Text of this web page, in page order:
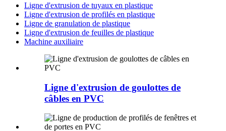
Ligne d'extrusion de tuyaux en plastique
Ligne d'extrusion de profilés en plastique
Ligne de granulation de plastique
Ligne d'extrusion de feuilles de plastique
Machine auxiliaire
Ligne d'extrusion de goulottes de
câbles en PVC